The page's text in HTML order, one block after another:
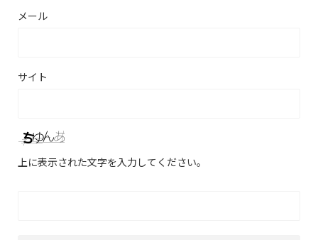
メール
サイト
上に表示された文字を入力してください。